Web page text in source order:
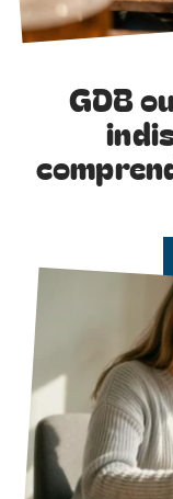
GDB